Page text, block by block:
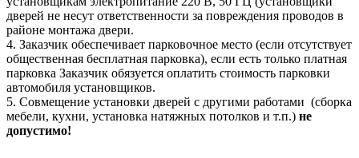
дверей не несут ответственности за повреждения проводов в
районе монтажа двери.
4. Заказчик обеспечивает парковочное место (если отсутствует
общественная бесплатная парковка), если есть только платная
парковка Заказчик обязуется оплатить стоимость парковки
автомобиля установщиков.
5. Совмещение установки дверей с другими работами (сборка
мебели, кухни, установка натяжных потолков и т.п.) не
допустимо!